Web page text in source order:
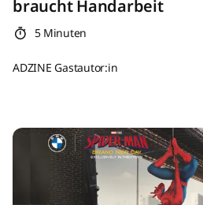
braucht Handarbeit
5 Minuten
ADZINE Gastautor:in